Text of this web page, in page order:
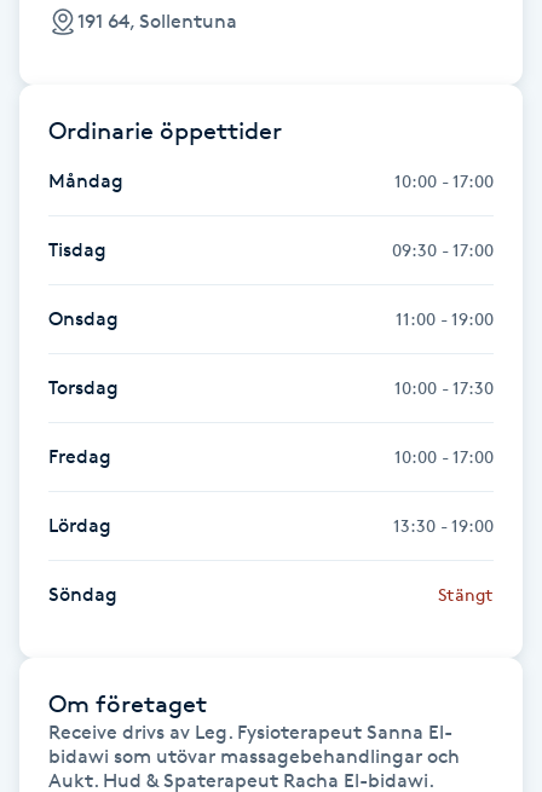
Hårborttagning
Hårbottenbehandling
Hårvård
Hälsa
Hälsprickor
Idrottsmassage
IPL hårborttagning
IR-massage
Japansk massage
191 64, Sollentuna
Ordinarie öppettider
Måndag 10:00 - 17:00
Tisdag 09:30 - 17:00
Onsdag 11:00 - 19:00
Torsdag 10:00 - 17:30
Fredag 10:00 - 17:00
Lördag 13:30 - 19:00
Söndag Stängt
Om företaget
Receive drivs av Leg. Fysioterapeut Sanna El-
bidawi som utövar massagebehandlingar och
Aukt. Hud & Spaterapeut Racha El-bidawi.